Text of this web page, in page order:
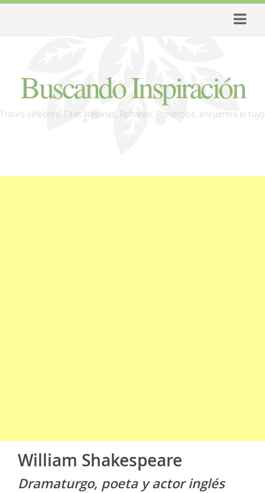
Buscando Inspiración
Frases célebres, Citas literarias, Refranes, Proverbios, encuentra el tuyo
William Shakespeare
Dramaturgo, poeta y actor inglés